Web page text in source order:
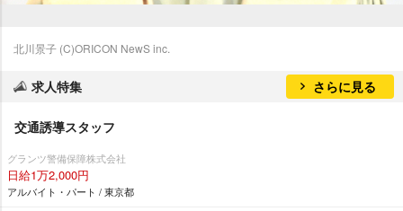
北川景子 (C)ORICON NewS inc.
求人特集 さらに見る
交通誘導スタッフ
グランツ警備保障株式会社
日給1万2,000円
アルバイト・パート / 東京都